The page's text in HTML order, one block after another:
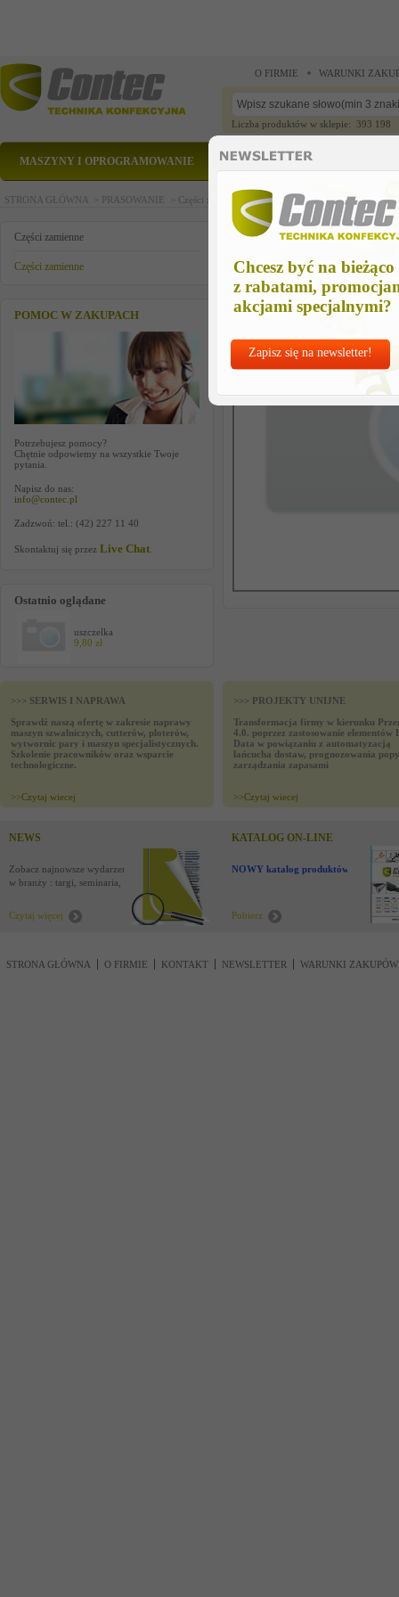
Chcesz być na bieżąco
z rabatami,
akcjami specjalnymi?
Zapisz się na newsletter!
O FIRMIE WARUNKI
Liczba produktów w sklepie: 393 198
MASZYNY I OPROGRAMOWANIE CZĘŚCI ZAMIENNE
STRONA GŁÓWNA > PRASOWANIE > Części zamienne >Części zamienne > uszczelka
Części zamienne
Części zamienne
POMOC W ZAKUPACH
Potrzebujesz pomocy?
Chętnie odpowiemy na wszystkie Twoje
pytania.
Napisz do nas:
info@contec.pl
Zadzwoń: tel.: (42) 227 11 40
Skontaktuj się przez Live Chat
Ostatnio oglądane
uszczelka
9,80 zł
uszczelka
>>> SERWIS I NAPRAWA
Sprawdź naszą ofertę w zakresie naprawy
maszyn szwalniczych, cutterów, ploterów,
wytwornic pary i maszyn specjalistycznych.
Szkolenie pracowników oraz wsparcie
technologiczne.
>>Czytaj wiecej
>>> PROJEKTY UNIJNE
Transformacja firmy w kierunku
4.0. poprzez zastosowanie elementów
Data w powiązaniu z automatyzacją
łańcucha dostaw, prognozowania
zarządzania zapasami
>>Czytaj wiecej
NEWS
Zobacz najnowsze wydarzenia
w branży : targi, seminaria,
Czytaj więcej
KATALOG ON-LINE
NOWY katalog produktów !
Pobierz
STRONA GŁÓWNA O FIRMIE KONTAKT NEWSLETTER WARUNKI ZAKUPÓW